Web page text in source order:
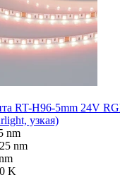
RT-H96-5mm 24V
узкая)
nm
nm
K